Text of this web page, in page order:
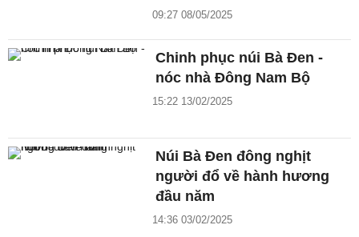
09:27 08/05/2025
Chinh phục núi Bà Đen -
nóc nhà Đông Nam Bộ
15:22 13/02/2025
Núi Bà Đen đông nghịt
người đổ về hành hương
đầu năm
14:36 03/02/2025